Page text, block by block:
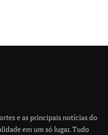
e as principais notícias do
em um só lugar. Tudo